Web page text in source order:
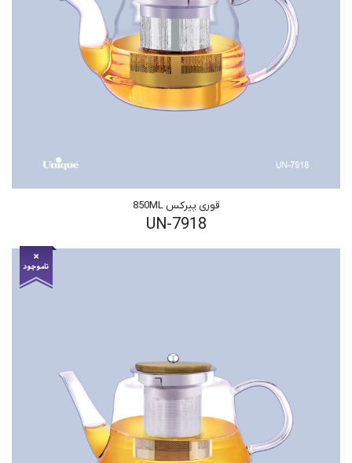
قوری پیرکس 850ML
UN-7918